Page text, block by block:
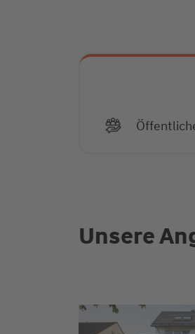
Unsere